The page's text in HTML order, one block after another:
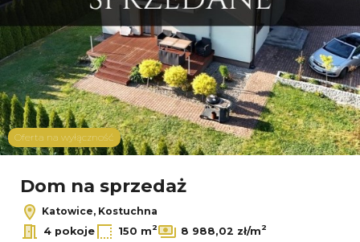
Oferta na wyłączność
Dom na sprzedaż
Katowice, Kostuchna
4 pokoje
150 m2 8 988,02 zł/m2